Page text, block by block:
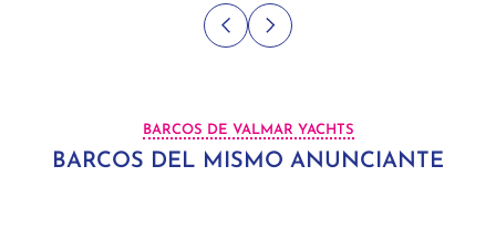
BARCOS DE VALMAR YACHTS
BARCOS DEL MISMO ANUNCIANTE